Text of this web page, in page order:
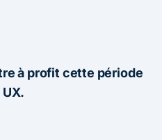
à profit cette période